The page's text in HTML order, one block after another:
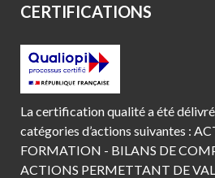
CERTIFICATIONS
La certification qualité a été
catégories d’actions suivantes :
FORMATION - BILANS DE
ACTIONS PERMETTANT DE